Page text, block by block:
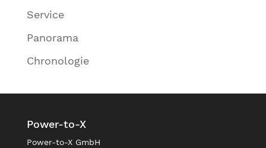
Service
Panorama
Chronologie
Power-to-X
Power-to-X GmbH